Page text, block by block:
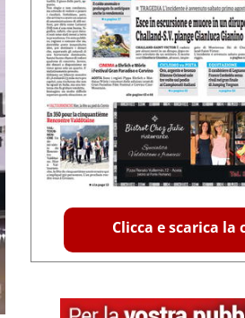
Clicca e scarica la